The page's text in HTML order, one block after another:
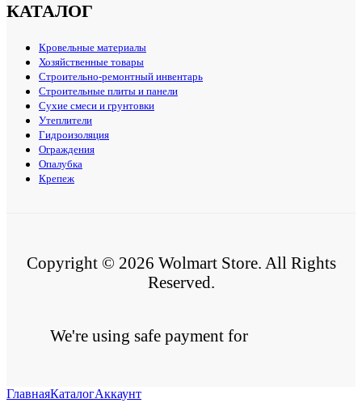
КАТАЛОГ
Кровельные материалы
Хозяйственные товары
Строительно-ремонтный инвентарь
Строительные плиты и панели
Сухие смеси и грунтовки
Утеплители
Гидроизоляция
Ограждения
Опалубка
Крепеж
Copyright © 2026 Wolmart Store. All Rights
Reserved.
We're using safe payment for
ГлавнаяКаталогАккаунт